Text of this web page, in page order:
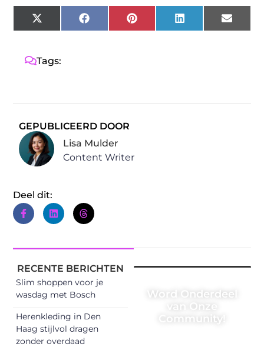
X
(Twitter)
FacebookPinterestLinkedIn Email
Tags:
GEPUBLICEERD DOOR
Lisa Mulder
Content Writer
Deel dit:
RECENTE BERICHTEN
Slim shoppen voor je
wasdag met Bosch
Herenkleding in Den
Haag stijlvol dragen
zonder overdaad
Word Onderdeel
van Onze
Community!